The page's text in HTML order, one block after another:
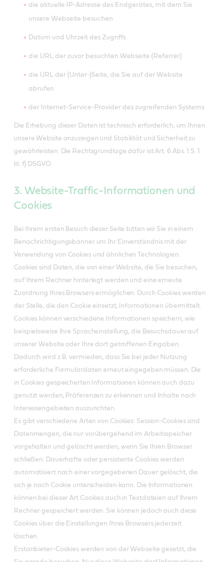
die aktuelle IP-Adresse des Endgerätes, mit dem Sie
unsere Webseite besuchen
Datum und Uhrzeit des Zugriffs
die URL der zuvor besuchten Webseite (Referrer)
die URL der (Unter-)Seite, die Sie auf der Website
abrufen
der Internet-Service-Provider des zugreifenden Systems
Die Erhebung dieser Daten ist technisch erforderlich, um Ihnen
unsere Website anzuzeigen und Stabilität und Sicherheit zu
gewährleisten. Die Rechtsgrundlage dafür ist Art. 6 Abs. 1 S. 1
lit. f) DSGVO.
3. Website-Traffic-Informationen und
Cookies
Bei Ihrem ersten Besuch dieser Seite bitten wir Sie in einem
Benachrichtigungsbanner um Ihr Einverständnis mit der
Verwendung von Cookies und ähnlichen Technologien.
Cookies sind Daten, die von einer Website, die Sie besuchen,
auf Ihrem Rechner hinterlegt werden und eine erneute
Zuordnung Ihres Browsers ermöglichen. Durch Cookies werden
der Stelle, die den Cookie einsetzt, Informationen übermittelt.
Cookies können verschiedene Informationen speichern, wie
beispielsweise Ihre Spracheinstellung, die Besuchsdauer auf
unserer Website oder Ihre dort getroffenen Eingaben.
Dadurch wird z.B. vermieden, dass Sie bei jeder Nutzung
erforderliche Formulardaten erneut eingegeben müssen. Die
in Cookies gespeicherten Informationen können auch dazu
genutzt werden, Präferenzen zu erkennen und Inhalte nach
Interessengebieten auszurichten.
Es gibt verschiedene Arten von Cookies: Session-Cookies sind
Datenmengen, die nur vorübergehend im Arbeitsspeicher
vorgehalten und gelöscht werden, wenn Sie Ihren Browser
schließen. Dauerhafte oder persistente Cookies werden
automatisiert nach einer vorgegebenen Dauer gelöscht, die
sich je nach Cookie unterscheiden kann. Die Informationen
können bei dieser Art Cookies auch in Textdateien auf Ihrem
Rechner gespeichert werden. Sie können jedoch auch diese
Cookies über die Einstellungen Ihres Browsers jederzeit
löschen.
Erstanbieter-Cookies werden von der Webseite gesetzt, die